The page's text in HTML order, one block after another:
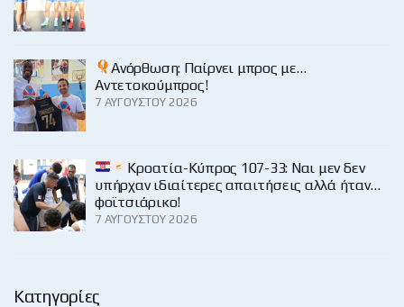
Ανόρθωση: Παίρνει μπρος με…
Αντετοκούμπρος!
7 ΑΥΓΟΎΣΤΟΥ 2026
Κροατία-Κύπρος 107-33: Ναι μεν δεν
υπήρχαν ιδιαίτερες απαιτήσεις αλλά ήταν…
φοϊτσιάρικο!
7 ΑΥΓΟΎΣΤΟΥ 2026
Κατηγορίες